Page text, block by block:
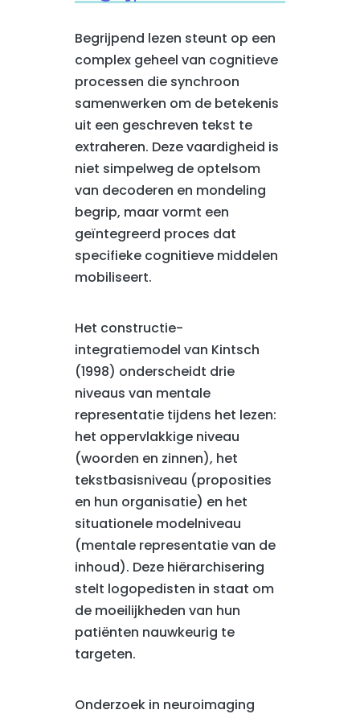
Begrijpend lezen steunt op een
complex geheel van cognitieve
processen die synchroon
samenwerken om de betekenis
uit een geschreven tekst te
extraheren. Deze vaardigheid is
niet simpelweg de optelsom
van decoderen en mondeling
begrip, maar vormt een
geïntegreerd proces dat
specifieke cognitieve middelen
mobiliseert.
Het constructie-
integratiemodel van Kintsch
(1998) onderscheidt drie
niveaus van mentale
representatie tijdens het lezen:
het oppervlakkige niveau
(woorden en zinnen), het
tekstbasisniveau (proposities
en hun organisatie) en het
situationele modelniveau
(mentale representatie van de
inhoud). Deze hiërarchisering
stelt logopedisten in staat om
de moeilijkheden van hun
patiënten nauwkeurig te
targeten.
Onderzoek in neuroimaging